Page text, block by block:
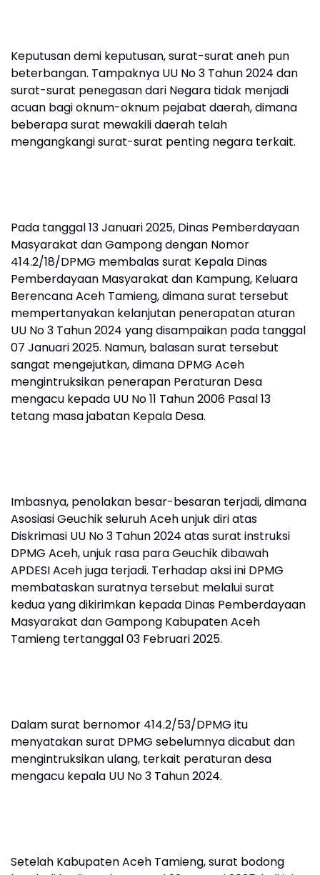
Keputusan demi keputusan, surat-surat aneh pun
beterbangan. Tampaknya UU No 3 Tahun 2024 dan
surat-surat penegasan dari Negara tidak menjadi
acuan bagi oknum-oknum pejabat daerah, dimana
beberapa surat mewakili daerah telah
mengangkangi surat-surat penting negara terkait.
Pada tanggal 13 Januari 2025, Dinas Pemberdayaan
Masyarakat dan Gampong dengan Nomor
414.2/18/DPMG membalas surat Kepala Dinas
Pemberdayaan Masyarakat dan Kampung, Keluara
Berencana Aceh Tamieng, dimana surat tersebut
mempertanyakan kelanjutan penerapatan aturan
UU No 3 Tahun 2024 yang disampaikan pada tanggal
07 Januari 2025. Namun, balasan surat tersebut
sangat mengejutkan, dimana DPMG Aceh
mengintruksikan penerapan Peraturan Desa
mengacu kepada UU No 11 Tahun 2006 Pasal 13
tetang masa jabatan Kepala Desa.
Imbasnya, penolakan besar-besaran terjadi, dimana
Asosiasi Geuchik seluruh Aceh unjuk diri atas
Diskrimasi UU No 3 Tahun 2024 atas surat instruksi
DPMG Aceh, unjuk rasa para Geuchik dibawah
APDESI Aceh juga terjadi. Terhadap aksi ini DPMG
membataskan suratnya tersebut melalui surat
kedua yang dikirimkan kepada Dinas Pemberdayaan
Masyarakat dan Gampong Kabupaten Aceh
Tamieng tertanggal 03 Februari 2025.
Dalam surat bernomor 414.2/53/DPMG itu
menyatakan surat DPMG sebelumnya dicabut dan
mengintruksikan ulang, terkait peraturan desa
mengacu kepala UU No 3 Tahun 2024.
Setelah Kabupaten Aceh Tamieng, surat bodong